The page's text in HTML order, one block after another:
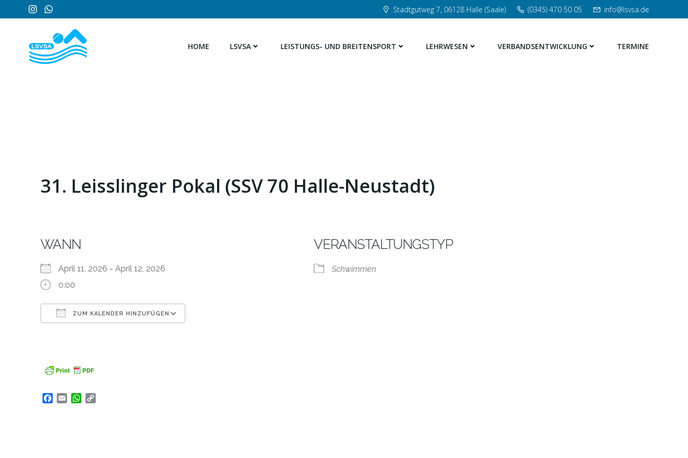
Inhalt
Stadtgutweg 7, 06128 Halle (Saale) (0345) 470 50 05 info@lsvsa.de
HOME LSVSA LEISTUNGS- UND BREITENSPORT LEHRWESEN VERBANDSENTWICKLUNG TERMINE
31. Leisslinger Pokal (SSV 70 Halle-Neustadt)
WANN
April 11, 2026 - April 12, 2026
0:00
ZUM KALENDER HINZUFÜGEN
VERANSTALTUNGSTYP
Schwimmen
Facebook
EmailWhatsApp